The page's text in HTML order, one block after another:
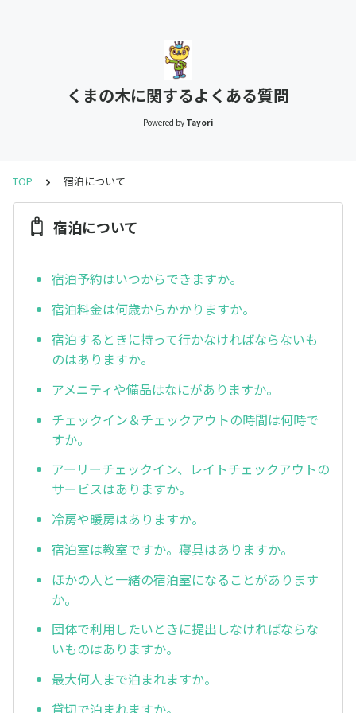
くまの木に関するよくある質問
Powered by Tayori
TOP 宿泊について
宿泊について
宿泊予約はいつからできますか。
宿泊料金は何歳からかかりますか。
宿泊するときに持って行かなければならないも
のはありますか。
アメニティや備品はなにがありますか。
チェックイン＆チェックアウトの時間は何時で
すか。
アーリーチェックイン、レイトチェックアウトの
サービスはありますか。
冷房や暖房はありますか。
宿泊室は教室ですか。寝具はありますか。
ほかの人と一緒の宿泊室になることがあります
か。
団体で利用したいときに提出しなければならな
いものはありますか。
最大何人まで泊まれますか。
貸切で泊まれますか。